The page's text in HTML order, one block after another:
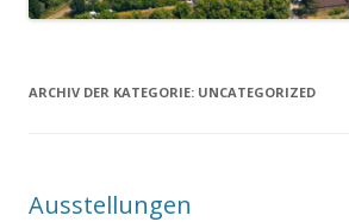
ARCHIV DER KATEGORIE: UNCATEGORIZED
Ausstellungen